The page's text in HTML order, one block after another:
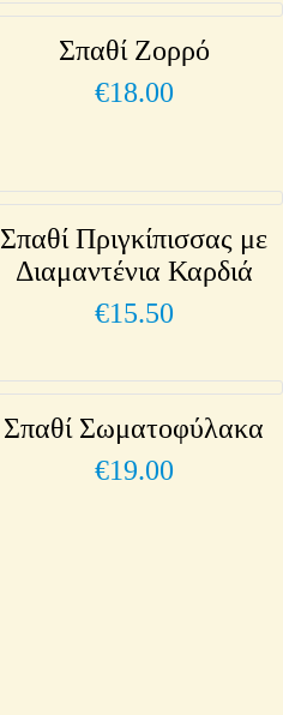
Σπαθί Ζορρό
€18.00
Σπαθί Πριγκίπισσας με
Διαμαντένια Καρδιά
€15.50
Σπαθί Σωματοφύλακα
€19.00